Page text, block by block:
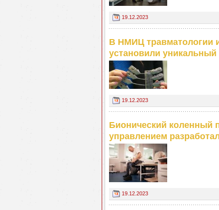
19.12.2023
В НМИЦ травматологии
установили
19.12.2023
Бионический коленный
управлением
19.12.2023